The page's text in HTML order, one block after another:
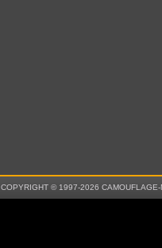
COPYRIGHT © 1997-2026 CAMOUFLAGE-